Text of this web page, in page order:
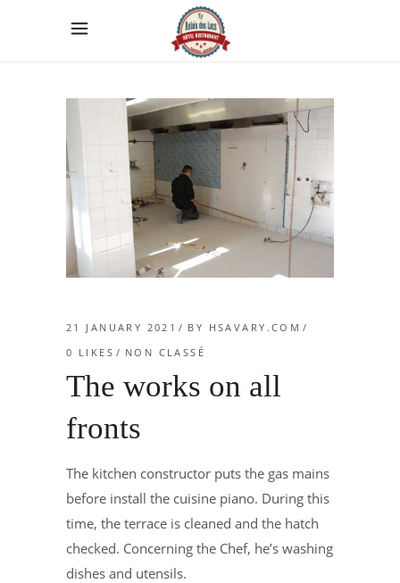
21 JANUARY 2021 BY HSAVARY.COM
0 LIKES NON CLASSÉ
The works on all
fronts
The kitchen constructor puts the gas mains
before install the cuisine piano. During this
time, the terrace is cleaned and the hatch
checked. Concerning the Chef, he’s washing
dishes and utensils.